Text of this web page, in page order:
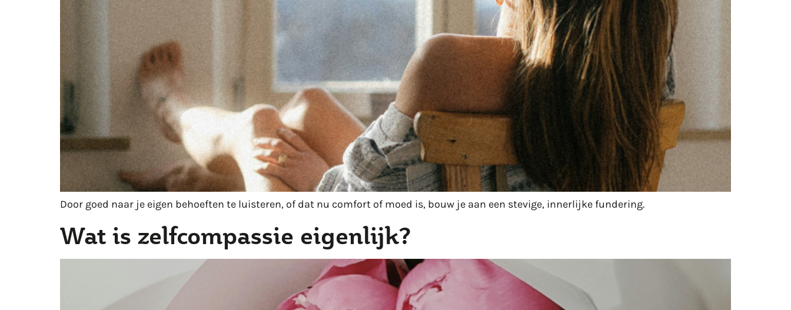
Door goed naar je eigen behoeften te luisteren, of dat nu comfort of moed is, bouw je aan een stevige, innerlijke fundering.
Wat is zelfcompassie eigenlijk?